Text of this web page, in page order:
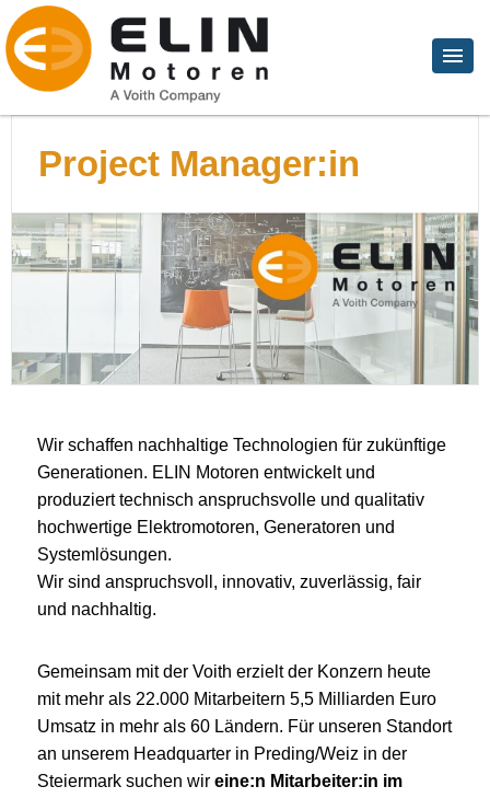
Project Manager:in
Wir schaffen nachhaltige Technologien für zukünftige
Generationen. ELIN Motoren entwickelt und
produziert technisch anspruchsvolle und qualitativ
hochwertige Elektromotoren, Generatoren und
Systemlösungen.
Wir sind anspruchsvoll, innovativ, zuverlässig, fair
und nachhaltig.
Gemeinsam mit der Voith erzielt der Konzern heute
mit mehr als 22.000 Mitarbeitern 5,5 Milliarden Euro
Umsatz in mehr als 60 Ländern. Für unseren Standort
an unserem Headquarter in Preding/Weiz in der
Steiermark suchen wir eine:n Mitarbeiter:in im